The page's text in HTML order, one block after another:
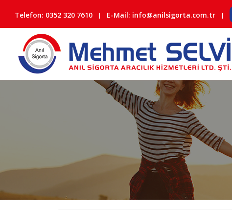
Telefon: 0352 320 7610 E-Mail: info@anilsigorta.com.tr